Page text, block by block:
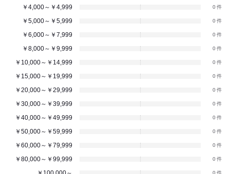
￥4,000～￥4,999 0
￥5,000～￥5,999 0
￥6,000～￥7,999 0
￥8,000～￥9,999 0
￥10,000～￥14,999 0
￥15,000～￥19,999 0
￥20,000～￥29,999 0
￥30,000～￥39,999 0
￥40,000～￥49,999 0
￥50,000～￥59,999 0
￥60,000～￥79,999 0
￥80,000～￥99,999 0
0